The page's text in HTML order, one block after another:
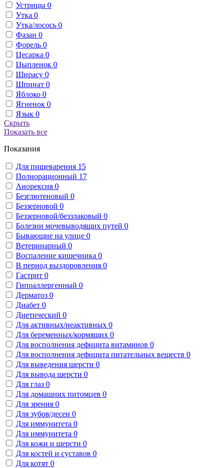
Устрицы 0
Утка 0
Утка/лосось 0
Фазан 0
Форель 0
Цесарка 0
Цыпленок 0
Ширасу 0
Шпинат 0
Яблоко 0
Ягненок 0
Язык 0
Скрыть
Показать все
Показания
Для пищеварения 15
Полнорационный 17
Анорексия 0
Безглютеновый 0
Беззерновой 0
Беззерновой/беззлаковый 0
Болезни мочевыводящих путей 0
Бывающие на улице 0
Ветеринарный 0
Воспаление кишечника 0
В период выздоровления 0
Гастрит 0
Гипоаллергенный 0
Дерматоз 0
Диабет 0
Диетический 0
Для активных/неактивных 0
Для беременных/кормящих 0
Для восполнения дефицита витаминов 0
Для восполнения дефицита питательных веществ 0
Для выведения шерсти 0
Для вывода шерсти 0
Для глаз 0
Для домашних питомцев 0
Для зрения 0
Для зубов/десен 0
Для иммунитета 0
Для иммунитета 0
Для кожи и шерсти 0
Для костей и суставов 0
Для котят 0